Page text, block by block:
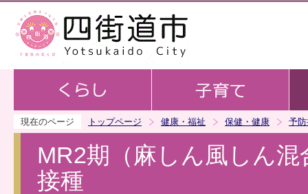
現在のページ トップページ 健康・福祉 保健・健康 予
MR2期（麻しん風しん
接種